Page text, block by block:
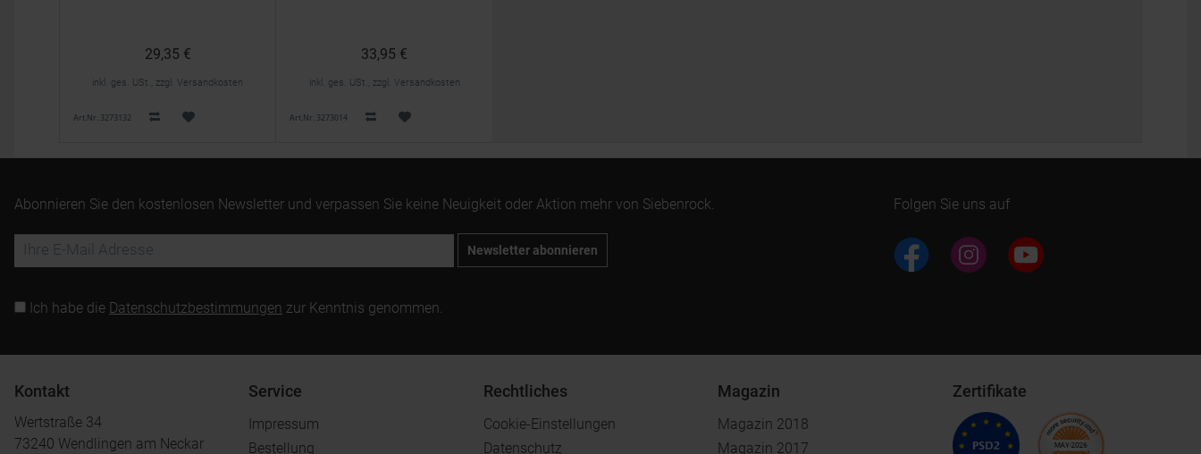
29,35 €
inkl. ges. USt., zzgl. Versandkosten
Art.Nr. 3273132
33,95 €
inkl. ges. USt., zzgl. Versandkosten
Art.Nr. 3273014
Abonnieren Sie den kostenlosen Newsletter und verpassen Sie keine Neuigkeit oder Aktion mehr von Siebenrock.
Newsletter abonnieren
Ich habe die Datenschutzbestimmungen zur Kenntnis genommen.
Folgen Sie uns auf
Kontakt
Wertstraße 34
73240 Wendlingen am Neckar
Service
Impressum
Bestellung
Rechtliches
Cookie-Einstellungen
Datenschutz
Magazin
Magazin 2018
Magazin 2017
Zertifikate